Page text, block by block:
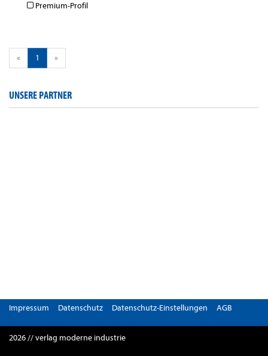
Premium-Profil
« 1 »
UNSERE PARTNER
Impressum Datenschutz Datenschutz-Einstellungen AGB
2026 // verlag moderne industrie